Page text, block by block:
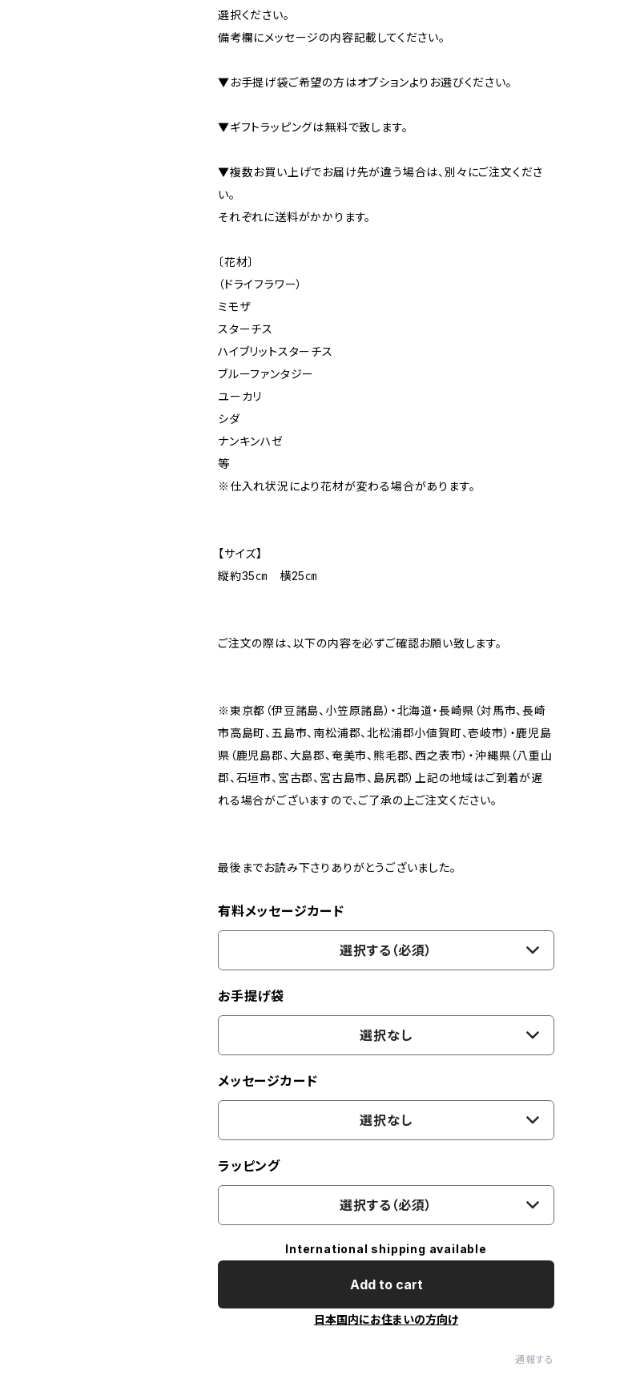
選択ください。
備考欄にメッセージの内容記載してください。
▼お手提げ袋ご希望の方はオプションよりお選びください。
▼ギフトラッピングは無料で致します。
▼複数お買い上げでお届け先が違う場合は、別々にご注文くださ
い。
それぞれに送料がかかります。
〔花材〕
（ドライフラワー）
ミモザ
スターチス
ハイブリットスターチス
ブルーファンタジー
ユーカリ
シダ
ナンキンハゼ
等
※仕入れ状況により花材が変わる場合があります。
【サイズ】
縦約35㎝ 横25㎝
ご注文の際は、以下の内容を必ずご確認お願い致します。
※東京都（伊豆諸島、小笠原諸島）・北海道・長崎県（対馬市、長崎
市高島町、五島市、南松浦郡、北松浦郡小値賀町、壱岐市）・鹿児島
県（鹿児島郡、大島郡、奄美市、熊毛郡、西之表市）・沖縄県（八重山
郡、石垣市、宮古郡、宮古島市、島尻郡）上記の地域はご到着が遅
れる場合がございますので、ご了承の上ご注文ください。
最後までお読み下さりありがとうございました。
有料メッセージカード
選択する（必須）
お手提げ袋
選択なし
メッセージカード
選択なし
ラッピング
選択する（必須）
International shipping available
Add to cart
日本国内にお住まいの方向け
通報する